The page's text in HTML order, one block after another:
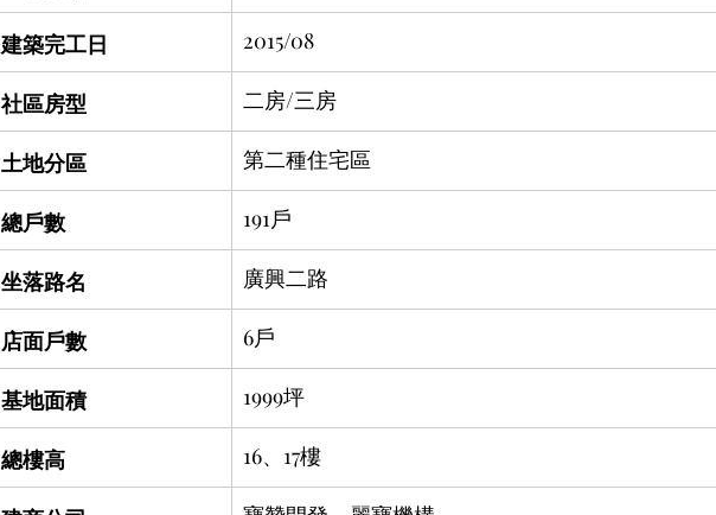
建築完工日 2015/08
社區房型 二房/三房
土地分區 第二種住宅區
總戶數 191戶
坐落路名 廣興二路
店面戶數 6戶
基地面積 1999坪
總樓高 16、17樓